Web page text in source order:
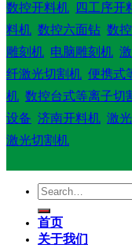
数控开料机
四工序开
料机 数控六面钻 数
雕刻机 电脑雕刻机
纤激光切割机 便携式
机 数控台式等离子切
设备 济南开料机 激
激光切割机
Search
首页
关于我们